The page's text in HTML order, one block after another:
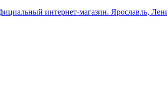
интернет-магазин. Ярославль,